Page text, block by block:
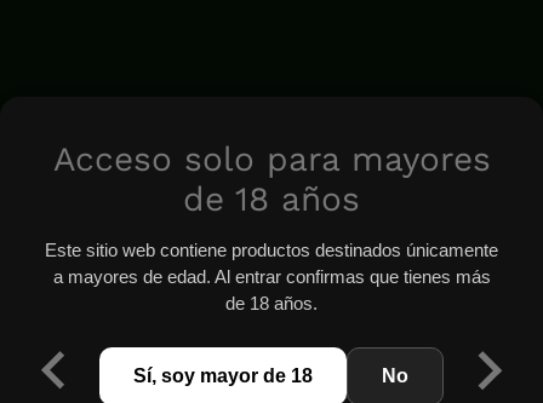
Acceso solo para mayores
de 18 años
Este sitio web contiene productos destinados únicamente
a mayores de edad. Al entrar confirmas que tienes más
de 18 años.
Sí, soy mayor de 18 No